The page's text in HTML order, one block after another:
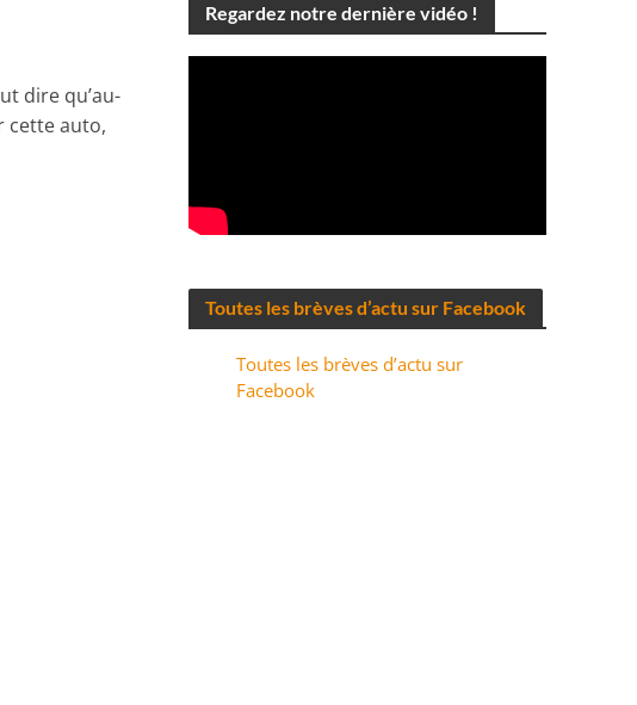
dire qu’au-
cette auto,
Regardez notre dernière vidéo !
Toutes les brèves d’actu sur Facebook
Toutes les brèves d’actu sur
Facebook